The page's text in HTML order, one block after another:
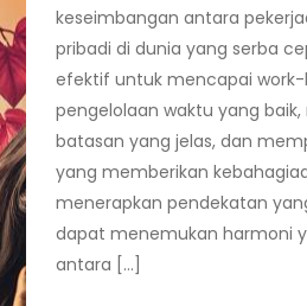
keseimbangan antara
pribadi di dunia yang serba
efektif untuk mencapai
pengelolaan waktu yang
batasan yang jelas, dan
yang memberikan
menerapkan pendekatan
dapat menemukan harmoni
antara […]